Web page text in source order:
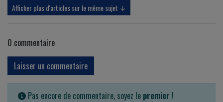
Afficher plus d'articles sur le même sujet ↓
0 commentaire
Laisser un commentaire
Pas encore de commentaire, soyez le premier !